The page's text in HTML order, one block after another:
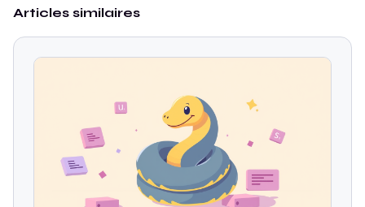
Articles similaires